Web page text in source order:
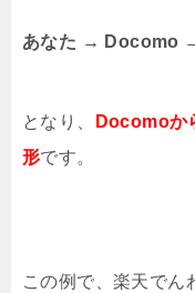
あなた → Docomo
となり、
Docomoか
形です。
この例で、楽天でん